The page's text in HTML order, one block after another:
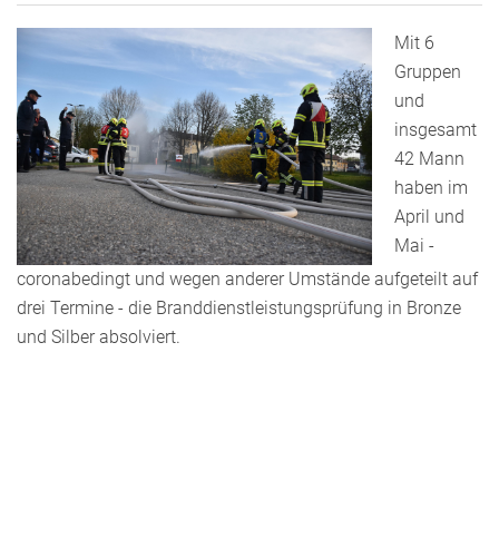
Mit 6
Gruppen
und
insgesamt
42 Mann
haben im
April und
Mai -
coronabedingt und wegen anderer Umstände aufgeteilt auf
drei Termine - die Branddienstleistungsprüfung in Bronze
und Silber absolviert.